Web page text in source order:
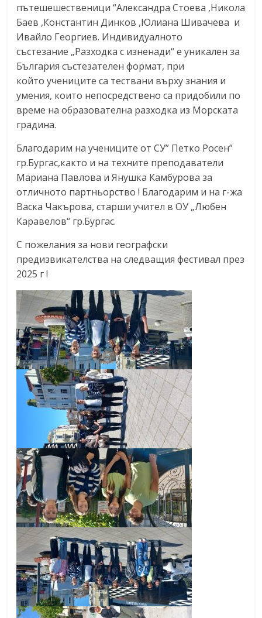
пътешешественици“Александра Стоева ,Никола
Баев ,Константин Динков ,Юлиана Шивачева и
Ивайло Георгиев. Индивидуалното
състезание „Разходка с изненади“ е уникален за
България състезателен формат, при
който учениците са тествани върху знания и
умения, които непосредствено са придобили по
време на образователна разходка из Морската
градина.
Благодарим на учениците от СУ” Петко Росен”
гр.Бургас,както и на техните преподаватели
Мариана Павлова и Янушка Камбурова за
отличното партньорство ! Благодарим и на г-жа
Васка Чакърова, старши учител в ОУ „Любен
Каравелов“ гр.Бургас.
С пожелания за нови географски
предизвикателства на следващия фестивал през
2025 г !